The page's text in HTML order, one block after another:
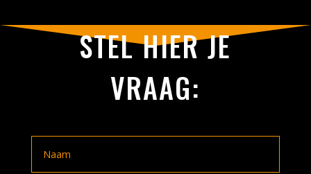
STEL HIER JE
VRAAG: